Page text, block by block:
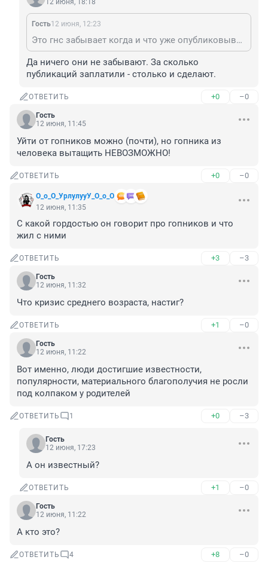
12 июня, 18:18
Гость12 июня, 12:23
Это гнс забывает когда и что уже опубликовывали . У них только манулы, бузова и турецкие сериалы на уме .
Да ничего они не забывают. За сколько
публикаций заплатили - столько и сделают.
ОТВЕТИТЬ +0 –0
Гость
12 июня, 11:45
Уйти от гопников можно (почти), но гопника из
человека вытащить НЕВОЗМОЖНО!
ОТВЕТИТЬ +0 –0
О_о_О_УрлулууУ_О_о_О
12 июня, 11:35
С какой гордостью он говорит про гопников и что
жил с ними
ОТВЕТИТЬ +3 –3
Гость
12 июня, 11:32
Что кризис среднего возраста, настиг?
ОТВЕТИТЬ +1 –0
Гость
12 июня, 11:22
Вот именно, люди достигшие известности,
популярности, материального благополучия не росли
под колпаком у родителей
ОТВЕТИТЬ 1 +0 –3
Гость
12 июня, 17:23
А он известный?
ОТВЕТИТЬ +1 –0
Гость
12 июня, 11:22
А кто это?
ОТВЕТИТЬ 4 +8 –0